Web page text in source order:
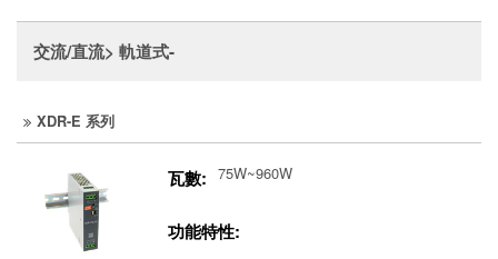
交流/直流> 軌道式-
XDR-E 系列
瓦數: 75W~960W
功能特性: